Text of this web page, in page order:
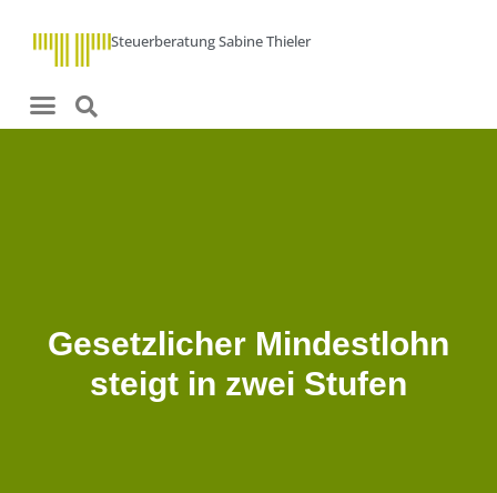
Steuerberatung Sabine Thieler
Gesetzlicher Mindestlohn
steigt in zwei Stufen